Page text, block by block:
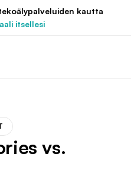
kautta
itsellesi
vs.